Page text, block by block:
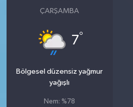
ÇARŞAMBA
7°
Bölgesel düzensiz yağmur
yağışlı
Nem: %78